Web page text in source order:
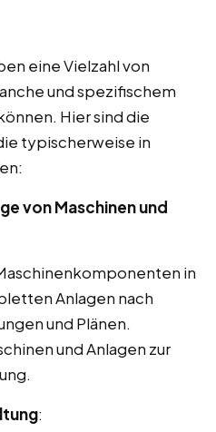
eine Vielzahl von
und spezifischem
Hier sind die
typischerweise in
von Maschinen und
in
Anlagen nach
und Plänen.
und Anlagen zur
: